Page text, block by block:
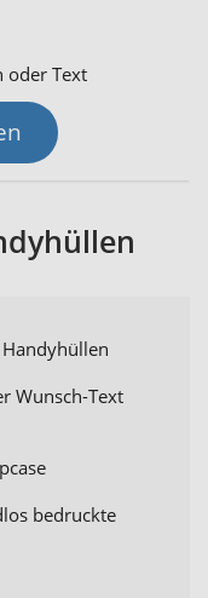
oder Text
Wunsch-Text
bedruckte